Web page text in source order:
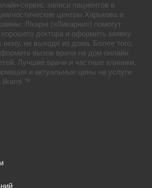
сервис записи пациентов в
центры Харькова и
Лікарні («Ликарни») помогут
доктора и оформить заявку
нему, не выходя из дома. Более того,
вызов врача на дом онлайн
Лучшие врачи и частные клиники,
и актуальные цены на услуги
likarni ™